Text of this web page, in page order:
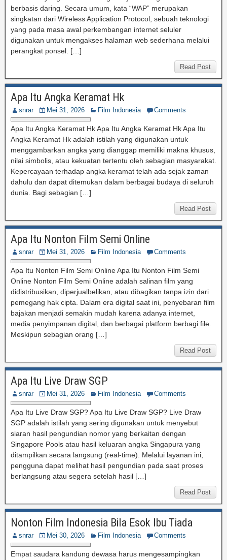
berbasis daring. Secara umum, kata “WAP” merupakan
singkatan dari Wireless Application Protocol, sebuah teknologi
yang pada masa awal perkembangan internet seluler
digunakan untuk mengakses halaman web sederhana melalui
perangkat ponsel. […]
Read Post
Apa Itu Angka Keramat Hk
snrar Mei 31, 2026 Film Indonesia Comments
Apa Itu Angka Keramat Hk Apa Itu Angka Keramat Hk Apa Itu
Angka Keramat Hk adalah istilah yang digunakan untuk
menggambarkan angka yang dianggap memiliki makna khusus,
nilai simbolis, atau kekuatan tertentu oleh sebagian masyarakat.
Kepercayaan terhadap angka keramat telah ada sejak zaman
dahulu dan dapat ditemukan dalam berbagai budaya di seluruh
dunia. Bagi sebagian […]
Read Post
Apa Itu Nonton Film Semi Online
snrar Mei 31, 2026 Film Indonesia Comments
Apa Itu Nonton Film Semi Online Apa Itu Nonton Film Semi
Online Nonton Film Semi Online adalah salinan film yang
didistribusikan, diperjualbelikan, atau dibagikan tanpa izin dari
pemegang hak cipta. Dalam era digital saat ini, penyebaran film
bajakan menjadi semakin mudah karena adanya internet,
media penyimpanan digital, dan berbagai platform berbagi file.
Meskipun sebagian orang […]
Read Post
Apa Itu Live Draw SGP
snrar Mei 31, 2026 Film Indonesia Comments
Apa Itu Live Draw SGP? Apa Itu Live Draw SGP? Live Draw
SGP adalah istilah yang sering digunakan untuk menyebut
siaran hasil pengundian nomor yang berkaitan dengan
Singapore Pools atau hasil keluaran angka Singapura yang
ditampilkan secara langsung (real-time). Melalui layanan ini,
pengguna dapat melihat hasil pengundian pada saat proses
berlangsung atau segera setelah hasil […]
Read Post
Nonton Film Indonesia Bila Esok Ibu Tiada
snrar Mei 30, 2026 Film Indonesia Comments
Empat saudara kandung dewasa harus mengesampingkan